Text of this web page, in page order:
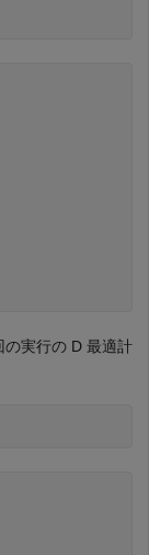
の実行の D 最適計